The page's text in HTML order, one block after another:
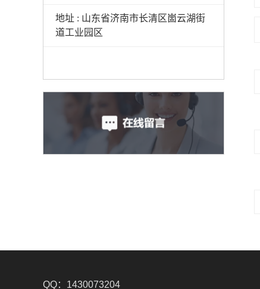
地址 : 山东省济南市长清区崮云湖街
道工业园区
QQ：1430073204